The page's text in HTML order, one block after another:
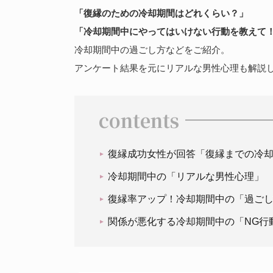
「復縁のための冷却期間はどれくらい？」
「冷却期間中にやってはいけない行動を教えて！
冷却期間中の過ごし方などをご紹介。
アンケート結果を元にリアルな男性心理も解説
contents
復縁成功女性が回答「復縁までの冷却
冷却期間中の「リアルな男性心理」
復縁率アップ！冷却期間中の「過ごし
関係が悪化する冷却期間中の「NG行